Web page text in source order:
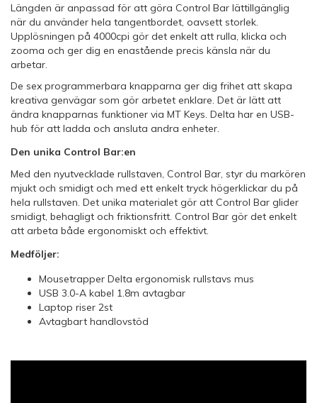
Längden är anpassad för att göra Control Bar lättillgänglig
när du använder hela tangentbordet, oavsett storlek.
Upplösningen på 4000cpi gör det enkelt att rulla, klicka och
zooma och ger dig en enastående precis känsla när du
arbetar.
De sex programmerbara knapparna ger dig frihet att skapa
kreativa genvägar som gör arbetet enklare. Det är lätt att
ändra knapparnas funktioner via MT Keys. Delta har en USB-
hub för att ladda och ansluta andra enheter.
Den unika Control Bar:en
Med den nyutvecklade rullstaven, Control Bar, styr du markören
mjukt och smidigt och med ett enkelt tryck högerklickar du på
hela rullstaven. Det unika materialet gör att Control Bar glider
smidigt, behagligt och friktionsfritt. Control Bar gör det enkelt
att arbeta både ergonomiskt och effektivt.
Medföljer:
Mousetrapper Delta ergonomisk rullstavs mus
USB 3.0-A kabel 1.8m avtagbar
Laptop riser 2st
Avtagbart handlovstöd